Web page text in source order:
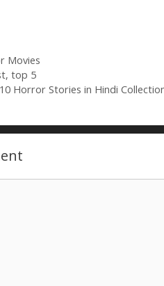
Movies
, top 5
10 Horror Stories in Hindi